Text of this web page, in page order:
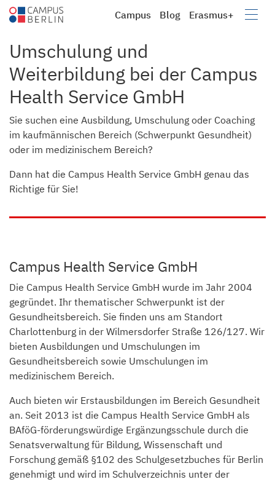
Campus Campus Blog Erasmus+
Umschulung und
Weiterbildung bei der Campus
Health Service GmbH
Sie suchen eine Ausbildung, Umschulung oder Coaching
im kaufmännischen Bereich (Schwerpunkt Gesundheit)
oder im medizinischem Bereich?
Dann hat die Campus Health Service GmbH genau das
Richtige für Sie!
Campus Health Service GmbH
Die Campus Health Service GmbH wurde im Jahr 2004
gegründet. Ihr thematischer Schwerpunkt ist der
Gesundheitsbereich. Sie finden uns am Standort
Charlottenburg in der Wilmersdorfer Straße 126/127. Wir
bieten Ausbildungen und Umschulungen im
Gesundheitsbereich sowie Umschulungen im
medizinischem Bereich.
Auch bieten wir Erstausbildungen im Bereich Gesundheit
an. Seit 2013 ist die Campus Health Service GmbH als
BAföG-förderungswürdige Ergänzungsschule durch die
Senatsverwaltung für Bildung, Wissenschaft und
Forschung gemäß §102 des Schulgesetzbuches für Berlin
genehmigt und wird im Schulverzeichnis unter der